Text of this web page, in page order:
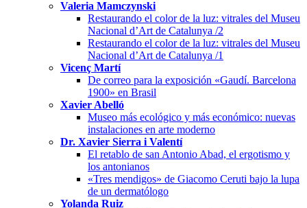
Valeria Mamczynski
Restaurando el color de la luz: vitrales del Museu
Nacional d’Art de Catalunya /2
Restaurando el color de la luz: vitrales del Museu
Nacional d’Art de Catalunya /1
Vicenç Martí
De correo para la exposición «Gaudí. Barcelona
1900» en Brasil
Xavier Abelló
Museo más ecológico y más económico: nuevas
instalaciones en arte moderno
Dr. Xavier Sierra i Valentí
El retablo de san Antonio Abad, el ergotismo y
los antonianos
«Tres mendigos» de Giacomo Ceruti bajo la lupa
de un dermatólogo
Yolanda Ruiz